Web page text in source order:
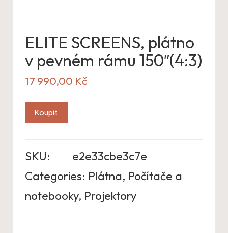
ELITE SCREENS, plátno
v pevném rámu 150″(4:3)
17 990,00 Kč
Koupit
SKU:
e2e33cbe3c7e
Categories: Plátna, Počítače a
notebooky, Projektory